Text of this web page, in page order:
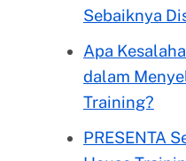
Sebaiknya
Apa
dalam
Training?
PRESENTA